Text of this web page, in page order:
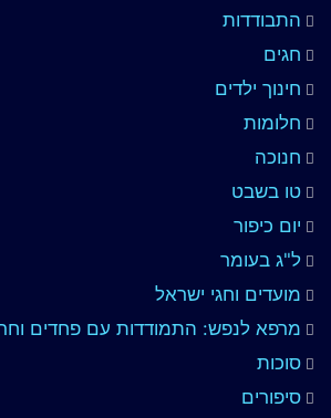
התבודדות
חגים
חינוך ילדים
חלומות
חנוכה
טו בשבט
יום כיפור
ל"ג בעומר
מועדים וחגי ישראל
מרפא לנפש: התמודדות עם פחדים
סוכות
סיפורים